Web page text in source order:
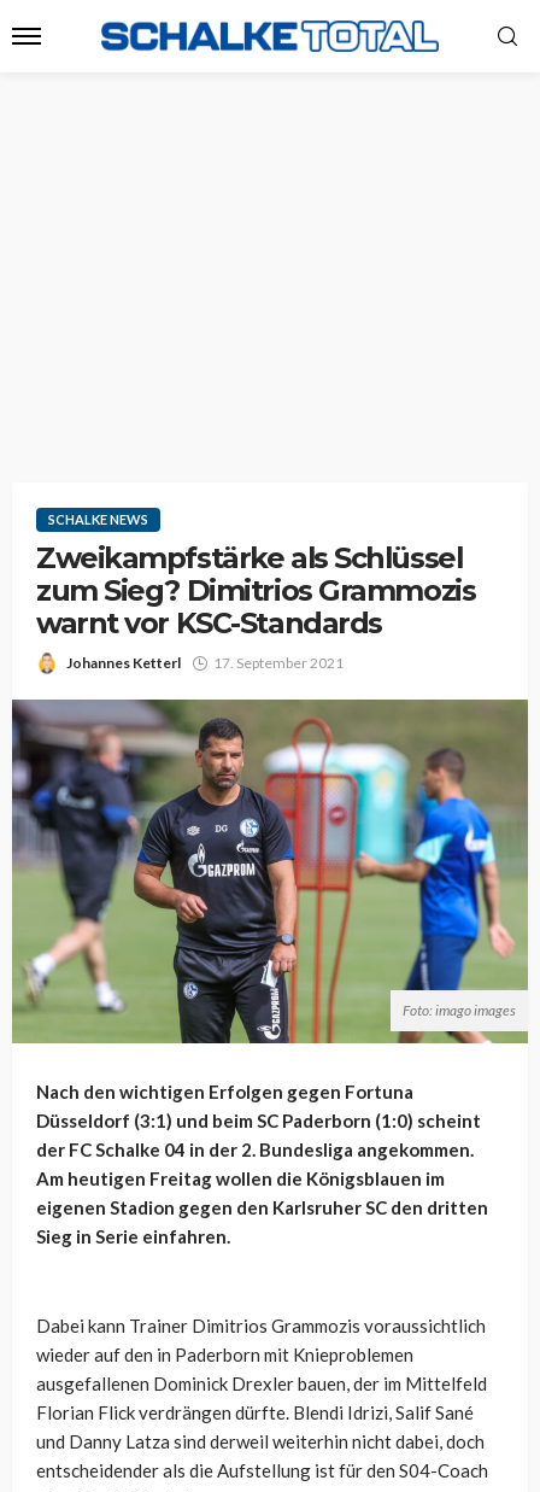
SCHALKE NEWS
Zweikampfstärke als Schlüssel
zum Sieg? Dimitrios Grammozis
warnt vor KSC-Standards
Johannes Ketterl 17. September 2021
Foto: imago images
Nach den wichtigen Erfolgen gegen Fortuna
Düsseldorf (3:1) und beim SC Paderborn (1:0) scheint
der FC Schalke 04 in der 2. Bundesliga angekommen.
Am heutigen Freitag wollen die Königsblauen im
eigenen Stadion gegen den Karlsruher SC den dritten
Sieg in Serie einfahren.
Dabei kann Trainer Dimitrios Grammozis voraussichtlich
wieder auf den in Paderborn mit Knieproblemen
ausgefallenen Dominick Drexler bauen, der im Mittelfeld
Florian Flick verdrängen dürfte. Blendi Idrizi, Salif Sané
und Danny Latza sind derweil weiterhin nicht dabei, doch
entscheidender als die Aufstellung ist für den S04-Coach